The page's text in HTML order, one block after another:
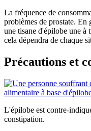
La fréquence de
problèmes de prostate. En
une tisane d'épilobe une à
cela dépendra de chaque
Précautions et
L'épilobe est contre-
constipation.